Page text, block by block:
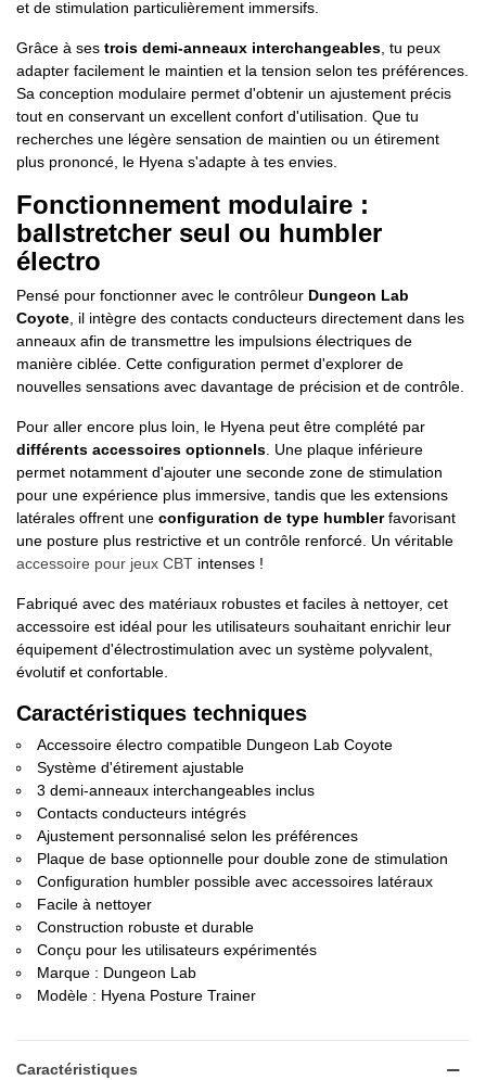
et de stimulation particulièrement immersifs.
Grâce à ses trois demi-anneaux interchangeables , tu peux
adapter facilement le maintien et la tension selon tes préférences.
Sa conception modulaire permet d'obtenir un ajustement précis
tout en conservant un excellent confort d'utilisation. Que tu
recherches une légère sensation de maintien ou un étirement
plus prononcé, le Hyena s'adapte à tes envies.
Fonctionnement modulaire :
ballstretcher seul ou humbler
électro
Pensé pour fonctionner avec le contrôleur Dungeon Lab
Coyote , il intègre des contacts conducteurs directement dans les
anneaux afin de transmettre les impulsions électriques de
manière ciblée. Cette configuration permet d'explorer de
nouvelles sensations avec davantage de précision et de contrôle.
Pour aller encore plus loin, le Hyena peut être complété par
différents accessoires optionnels . Une plaque inférieure
permet notamment d'ajouter une seconde zone de stimulation
pour une expérience plus immersive, tandis que les extensions
latérales offrent une configuration de type humblerfavorisant
une posture plus restrictive et un contrôle renforcé. Un véritable
accessoire pour jeux CBT intenses !
Fabriqué avec des matériaux robustes et faciles à nettoyer, cet
accessoire est idéal pour les utilisateurs souhaitant enrichir leur
équipement d'électrostimulation avec un système polyvalent,
évolutif et confortable.
Caractéristiques techniques
Accessoire électro compatible Dungeon Lab Coyote
Système d'étirement ajustable
3 demi-anneaux interchangeables inclus
Contacts conducteurs intégrés
Ajustement personnalisé selon les préférences
Plaque de base optionnelle pour double zone de stimulation
Configuration humbler possible avec accessoires latéraux
Facile à nettoyer
Construction robuste et durable
Conçu pour les utilisateurs expérimentés
Marque : Dungeon Lab
Modèle : Hyena Posture Trainer
Caractéristiques